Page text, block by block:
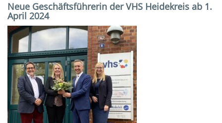
Neue Geschäftsführerin der VHS Heidekreis ab 1.
April 2024